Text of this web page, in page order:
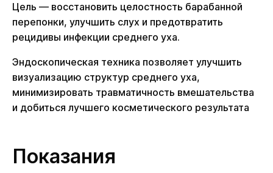
Цель — восстановить целостность барабанной
перепонки, улучшить слух и предотвратить
рецидивы инфекции среднего уха.
Эндоскопическая техника позволяет улучшить
визуализацию структур среднего уха,
минимизировать травматичность вмешательства
и добиться лучшего косметического результата
Показания